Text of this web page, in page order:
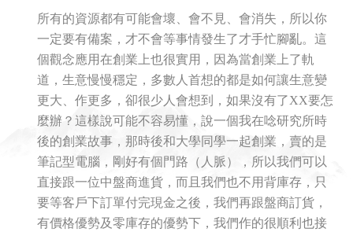
所有的資源都有可能會壞、會不見、會消失，所以你
一定要有備案，才不會等事情發生了才手忙腳亂。這
個觀念應用在創業上也很實用，因為當創業上了軌
道，生意慢慢穩定，多數人首想的都是如何讓生意變
更大、作更多，卻很少人會想到，如果沒有了XX要怎
麼辦？這樣說可能不容易懂，說一個我在唸研究所時
後的創業故事，那時後和大學同學一起創業，賣的是
筆記型電腦，剛好有個門路（人脈），所以我們可以
直接跟一位中盤商進貨，而且我們也不用背庫存，只
要等客戶下訂單付完現金之後，我們再跟盤商訂貨，
有價格優勢及零庫存的優勢下，我們作的很順利也接